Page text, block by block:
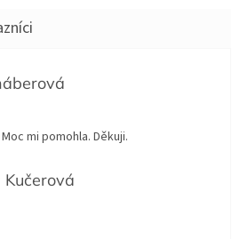
je 5 z 5 hvězdiček.
mi pomohla. Děkuji.
je 5 z 5 hvězdiček.